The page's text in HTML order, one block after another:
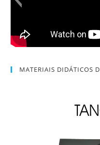
MATERIAIS DIDÁTICOS